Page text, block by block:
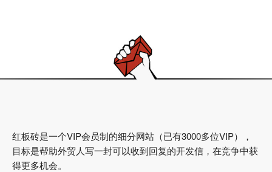
红板砖是一个VIP会员制的细分网站（已有3000多位VIP），
目标是帮助外贸人写一封可以收到回复的开发信，在竞争中获
得更多机会。